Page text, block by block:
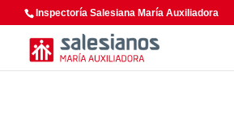
Inspectoría Salesiana María Auxiliadora